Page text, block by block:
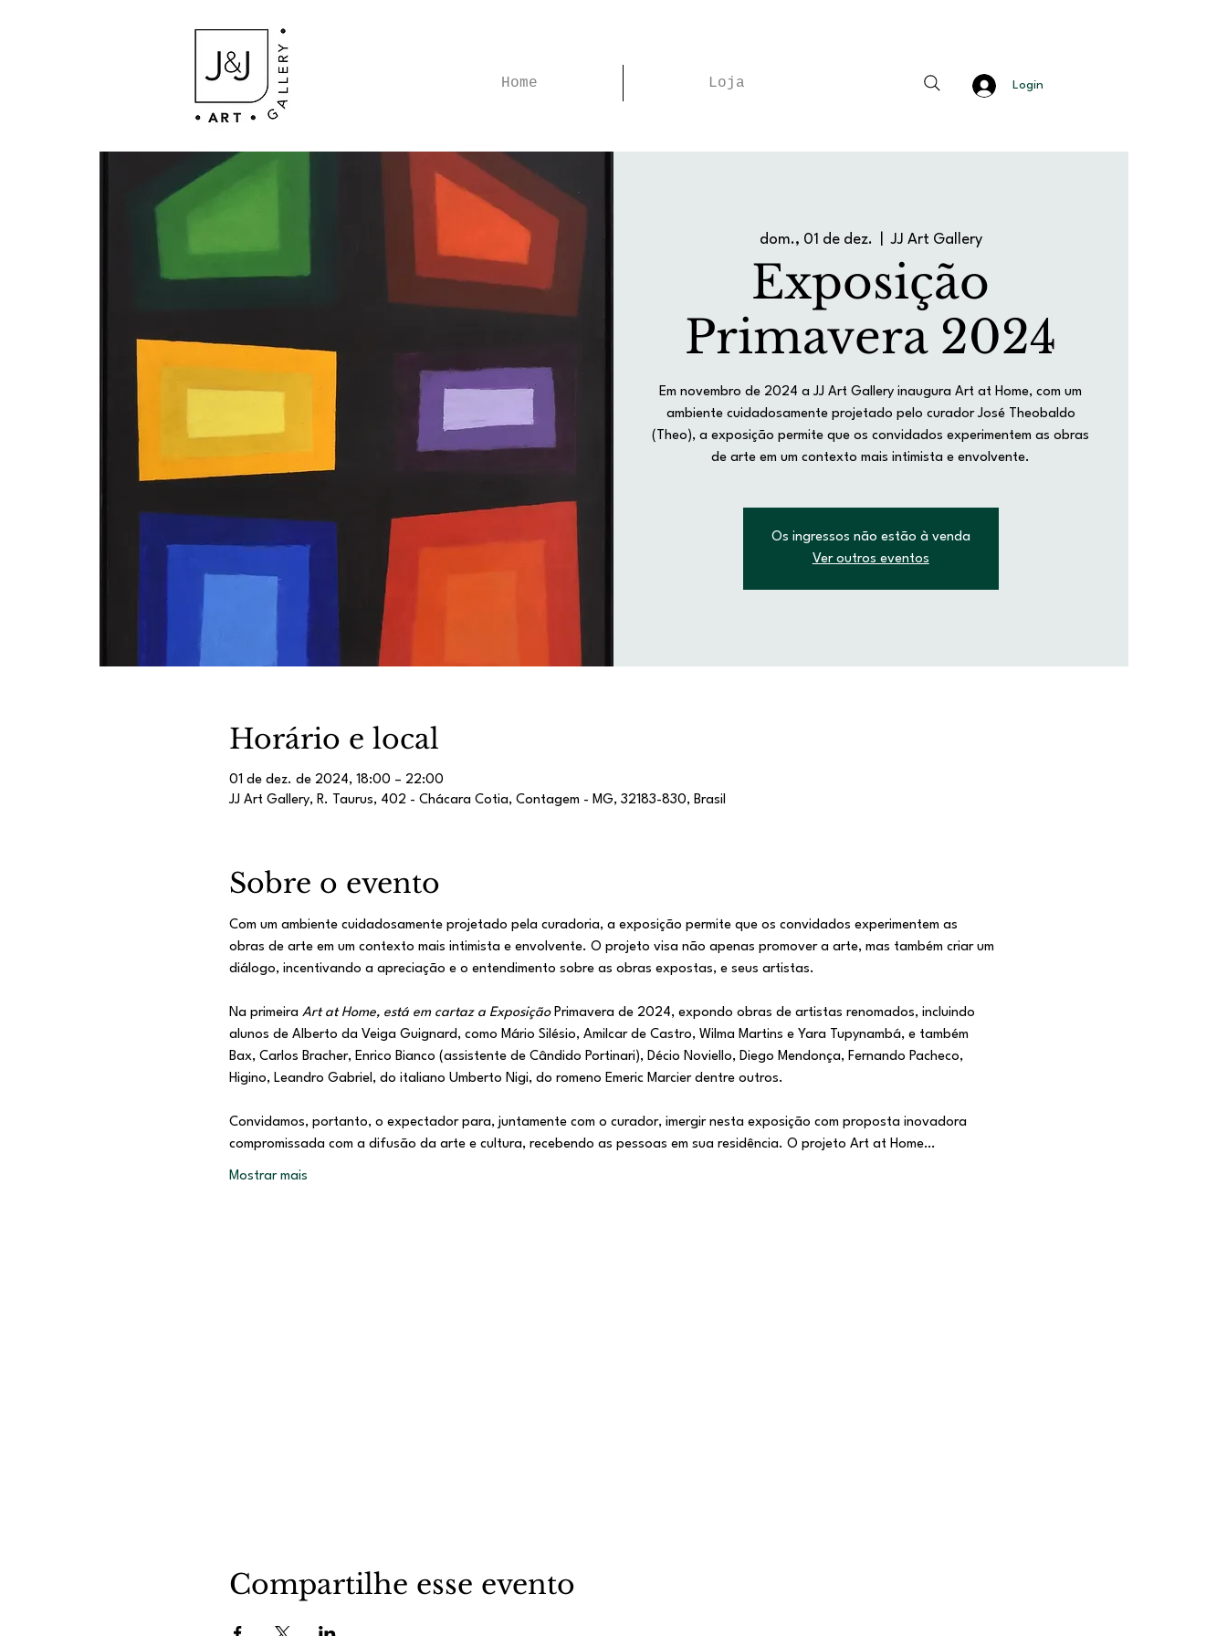
Home Loja Login
dom., 01 de dez.
  |
JJ Art Gallery
Exposição
Primavera 2024
Em novembro de 2024 a JJ Art Gallery inaugura Art at Home, com um
ambiente cuidadosamente projetado pelo curador José Theobaldo
(Theo), a exposição permite que os convidados experimentem as obras
de arte em um contexto mais intimista e envolvente.
Os ingressos não estão à venda
Ver outros eventos
Horário e local
01 de dez. de 2024, 18:00 – 22:00
JJ Art Gallery, R. Taurus, 402 - Chácara Cotia, Contagem - MG, 32183-830, Brasil
Sobre o evento
Com um ambiente cuidadosamente projetado pela curadoria, a exposição permite que os convidados experimentem as
obras de arte em um contexto mais intimista e envolvente. ​O projeto visa não apenas promover a arte, mas também criar um
diálogo, incentivando a apreciação e o entendimento sobre as obras expostas, e seus artistas.
Na primeira Art at Home, está em cartaz a Exposição Primavera de 2024, expondo obras de artistas renomados, incluindo
alunos de Alberto da Veiga Guignard, como Mário Silésio, Amilcar de Castro, Wilma Martins e Yara Tupynambá, e também
Bax, Carlos Bracher, Enrico Bianco (assistente de Cândido Portinari), Décio Noviello, Diego Mendonça, Fernando Pacheco,
Higino, Leandro Gabriel, do italiano Umberto Nigi, do romeno Emeric Marcier dentre outros.​
Convidamos, portanto, o expectador para, juntamente com o curador, imergir nesta exposição com proposta inovadora
compromissada com a difusão da arte e cultura, recebendo as pessoas em sua residência. O projeto Art at Home…
Mostrar mais
Compartilhe esse evento